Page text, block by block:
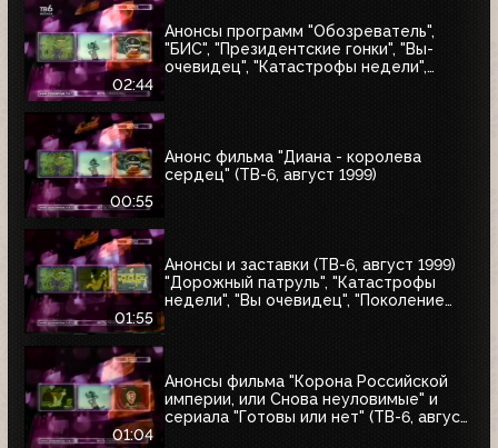
02:44
Анонсы программ "Обозреватель",
"БИС", "Президентские гонки", "Вы-
очевидец", "Катастрофы недели",
00:55
Анонс фильма "Диана - королева
сердец" (ТВ-6, август 1999)
01:55
Анонсы и заставки (ТВ-6, август 1999)
"Дорожный патруль", "Катастрофы
недели", "Вы очевидец", "Поколение
01:04
Анонсы фильма "Корона Российской
империи, или Снова неуловимые" и
сериала "Готовы или нет" (ТВ-6, август